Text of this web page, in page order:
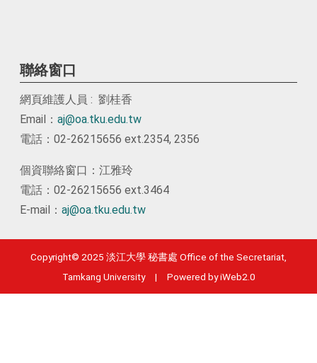
聯絡窗口
網頁維護人員 : 劉桂香
Email： aj@oa.tku.edu.tw
電話：02-26215656 ext.2354, 2356
個資聯絡窗口：江雅玲
電話：02-26215656 ext.3464
E-mail： aj@oa.tku.edu.tw
Copyright© 2025 淡江大學 秘書處 Office of the Secretariat,
Tamkang University | Powered by iWeb2.0